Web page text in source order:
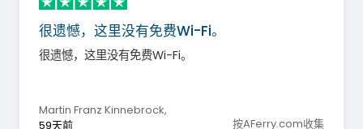
很遗憾，这里没有免费Wi-Fi。
很遗憾，这里没有免费Wi-Fi。
Martin Franz Kinnebrock,
59天前
按AFerry.com收集